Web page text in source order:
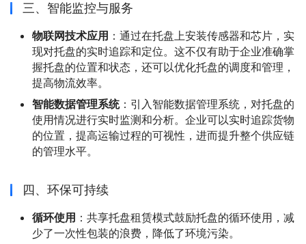
三、智能监控与服务
物联网技术应用 ：通过在托盘上安装传感器和芯片，实
现对托盘的实时追踪和定位。这不仅有助于企业准确掌
握托盘的位置和状态，还可以优化托盘的调度和管理，
提高物流效率。
智能数据管理系统：引入智能数据管理系统，对托盘的
使用情况进行实时监测和分析。企业可以实时追踪货物
的位置，提高运输过程的可视性，进而提升整个供应链
的管理水平。
四、环保可持续
循环使用 ：共享托盘租赁模式鼓励托盘的循环使用，减
少了一次性包装的浪费，降低了环境污染。